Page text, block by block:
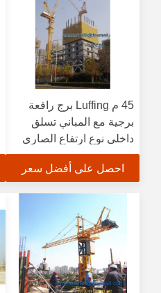
45 م Luffing برج رافعة
برجية مع المباني تسلق
داخلي نوع ارتفاع الصاري
30 م
احصل على أفضل سعر